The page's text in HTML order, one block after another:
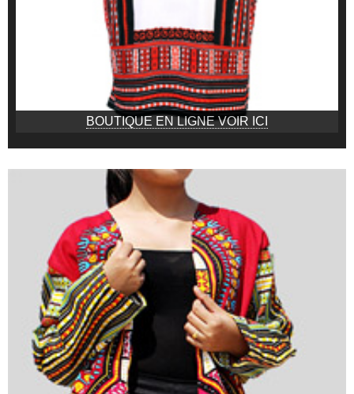
BOUTIQUE EN LIGNE VOIR ICI